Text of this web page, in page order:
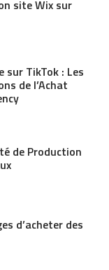
site Wix sur
sur TikTok : Les
de l’Achat
de Production
d’acheter des